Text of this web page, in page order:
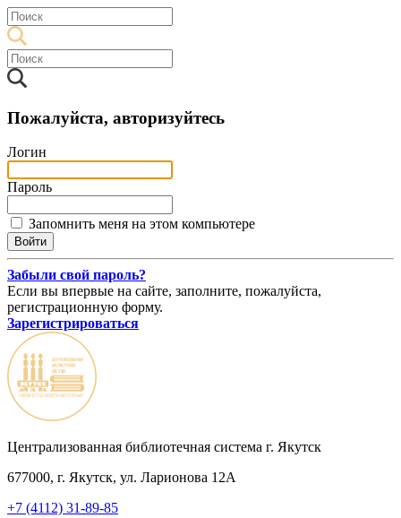
Пожалуйста, авторизуйтесь
Логин
Пароль
Запомнить меня на этом компьютере
Забыли свой пароль?
Если вы впервые на сайте, заполните, пожалуйста,
регистрационную форму.
Зарегистрироваться
Централизованная библиотечная система г. Якутск
677000, г. Якутск, ул. Ларионова 12А
+7 (4112) 31-89-85